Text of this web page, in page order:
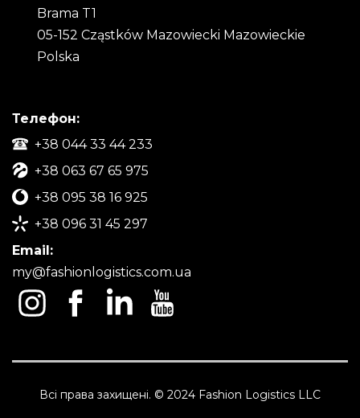
Brama T1
05-152 Cząstków Mazowiecki Mazowieckie
Polska
Телефон:
+38 044 33 44 233
+38 063 67 65 975
+38 095 38 16 925
+38 096 31 45 297
Email:
my@fashionlogistics.com.ua
Всі права захищені. © 2024 Fashion Logistics LLC